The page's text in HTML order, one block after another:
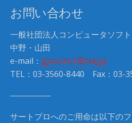
お問い合わせ
一般社団法人コンピュータソ
中野・山田
e-mail： gyoumu1@csaj.jp
TEL：03-3560-8440 Fax：03-
―――――
サートプロへのご用命は以下の